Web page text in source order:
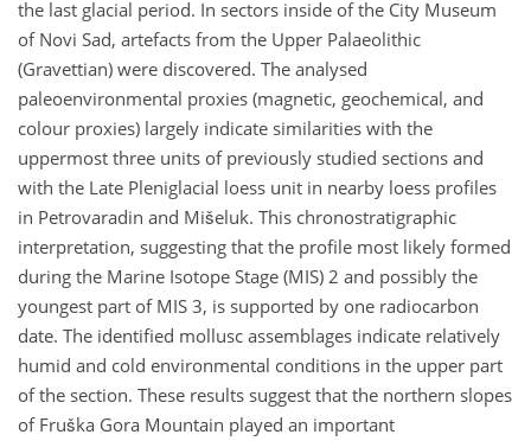
the last glacial period. In sectors inside of the City Museum
of Novi Sad, artefacts from the Upper Palaeolithic
(Gravettian) were discovered. The analysed
paleoenvironmental proxies (magnetic, geochemical, and
colour proxies) largely indicate similarities with the
uppermost three units of previously studied sections and
with the Late Pleniglacial loess unit in nearby loess profiles
in Petrovaradin and Mišeluk. This chronostratigraphic
interpretation, suggesting that the profile most likely formed
during the Marine Isotope Stage (MIS) 2 and possibly the
youngest part of MIS 3, is supported by one radiocarbon
date. The identified mollusc assemblages indicate relatively
humid and cold environmental conditions in the upper part
of the section. These results suggest that the northern slopes
of Fruška Gora Mountain played an important